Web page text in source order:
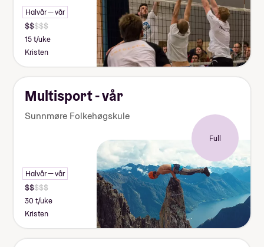
Halvår — vår
15 t/uke
Kristen
Multisport - vår
Sunnmøre Folkehøgskule
Full
Halvår — vår
30 t/uke
Kristen